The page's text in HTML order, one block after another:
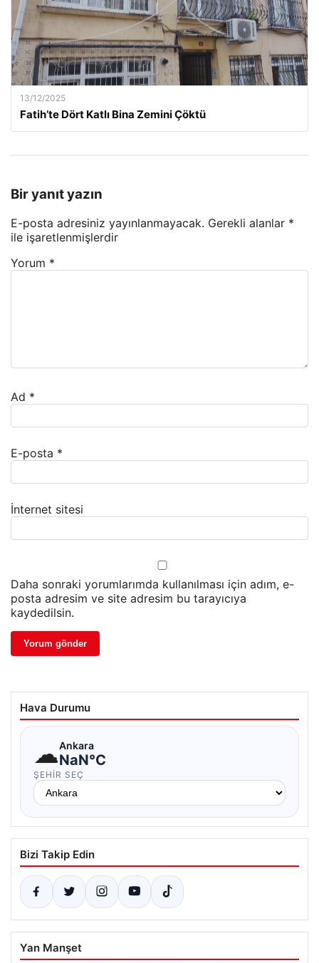
13/12/2025
Fatih’te Dört Katlı Bina Zemini Çöktü
Bir yanıt yazın
E-posta adresiniz yayınlanmayacak. Gerekli alanlar *
ile işaretlenmişlerdir
Yorum *
Ad *
E-posta *
İnternet sitesi
Daha sonraki yorumlarımda kullanılması için adım, e-
posta adresim ve site adresim bu tarayıcıya
kaydedilsin.
Hava Durumu
☁Ankara
NaN°C
ŞEHIR SEÇ
Bizi Takip Edin
Yan Manşet